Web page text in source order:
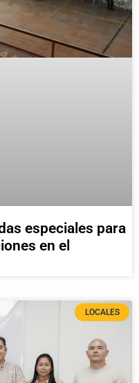
especiales para
en el
LOCALES